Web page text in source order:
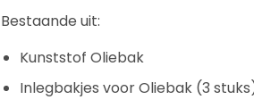
Bestaande uit:
Kunststof Oliebak
Inlegbakjes voor Oliebak (3